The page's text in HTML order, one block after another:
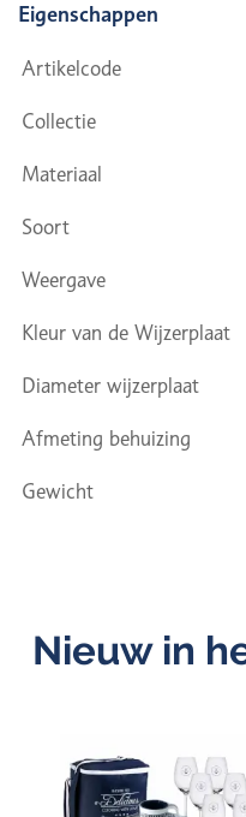
Eigenschappen
Artikelcode
Collectie
Materiaal
Soort
Weergave
Kleur van de Wijzerplaat
Diameter wijzerplaat
Afmeting behuizing
Gewicht
Nieuw in